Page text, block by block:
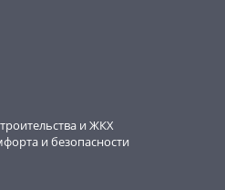
и ЖКХ
и безопасности